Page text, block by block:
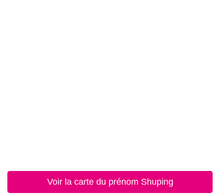
Voir la carte du prénom Shuping